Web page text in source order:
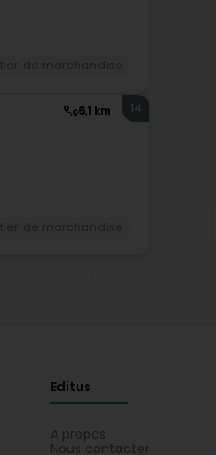
6,1 km 14
Editus
A propos
Nous contacter